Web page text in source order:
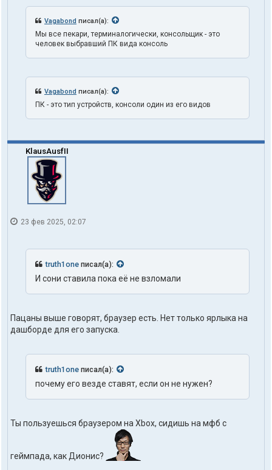
в
т
е
л
r
t
h
e
Vagabond писал(а):
Мы все пекари, терминалогически, консольщик - это
человек выбравший ПК вида консоль
Vagabond писал(а):
ПК - это тип устройств, консоли один из его видов
KlausAusfII
23 фев 2025, 02:07
truth1one писал(а):
И сони ставила пока её не взломали
Пацаны выше говорят, браузер есть. Нет только ярлыка на
дашборде для его запуска.
truth1one писал(а):
почему его везде ставят, если он не нужен?
Ты пользуешься браузером на Xbox, сидишь на мфб с
геймпада, как Дионис?